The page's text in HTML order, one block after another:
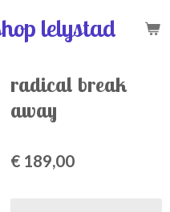
lelystad
radical break
away
€ 189,00